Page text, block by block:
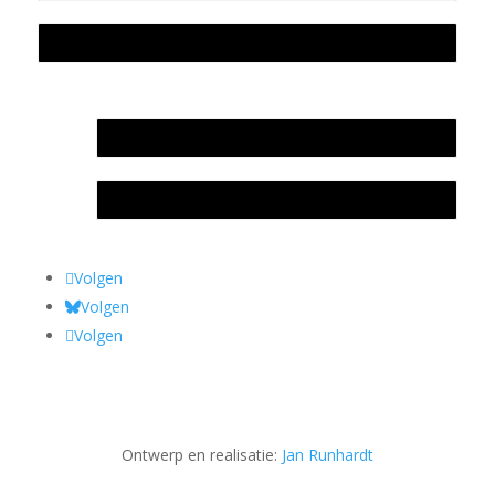
Volgen
Volgen
Volgen
Ontwerp en realisatie: Jan Runhardt